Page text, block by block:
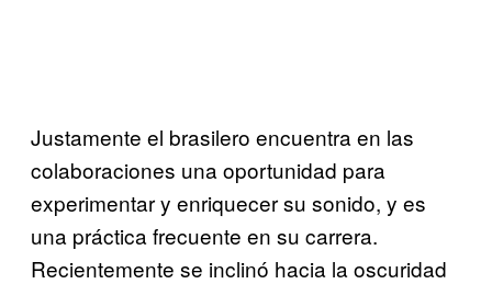
Justamente el brasilero encuentra en las
colaboraciones una oportunidad para
experimentar y enriquecer su sonido, y es
una práctica frecuente en su carrera.
Recientemente se inclinó hacia la oscuridad